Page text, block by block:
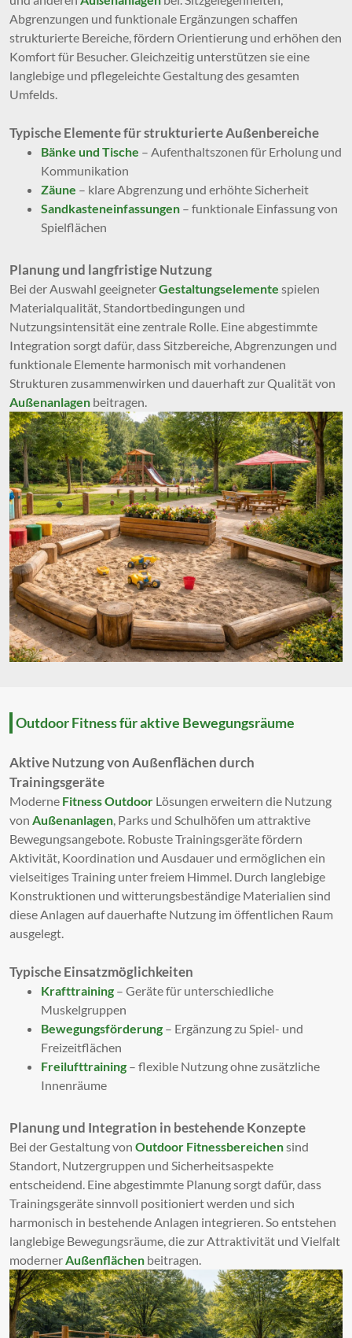
Abgrenzungen und funktionale Ergänzungen schaffen
strukturierte Bereiche, fördern Orientierung und erhöhen den
Komfort für Besucher. Gleichzeitig unterstützen sie eine
langlebige und pflegeleichte Gestaltung des gesamten
Umfelds.
Typische Elemente für strukturierte Außenbereiche
Bänke und Tische – Aufenthaltszonen für Erholung und
Kommunikation
Zäune – klare Abgrenzung und erhöhte Sicherheit
Sandkasteneinfassungen – funktionale Einfassung von
Spielflächen
Planung und langfristige Nutzung
Bei der Auswahl geeigneterGestaltungselemente spielen
Materialqualität, Standortbedingungen und
Nutzungsintensität eine zentrale Rolle. Eine abgestimmte
Integration sorgt dafür, dass Sitzbereiche, Abgrenzungen und
funktionale Elemente harmonisch mit vorhandenen
Strukturen zusammenwirken und dauerhaft zur Qualität von
Außenanlagen beitragen.
Outdoor Fitness für aktive Bewegungsräume
Aktive Nutzung von Außenflächen durch
Trainingsgeräte
Moderne Fitness Outdoor Lösungen erweitern die Nutzung
von Außenanlagen, Parks und Schulhöfen um attraktive
Bewegungsangebote. Robuste Trainingsgeräte fördern
Aktivität, Koordination und Ausdauer und ermöglichen ein
vielseitiges Training unter freiem Himmel. Durch langlebige
Konstruktionen und witterungsbeständige Materialien sind
diese Anlagen auf dauerhafte Nutzung im öffentlichen Raum
ausgelegt.
Typische Einsatzmöglichkeiten
Krafttraining – Geräte für unterschiedliche
Muskelgruppen
Bewegungsförderung – Ergänzung zu Spiel- und
Freizeitflächen
Freilufttraining – flexible Nutzung ohne zusätzliche
Innenräume
Planung und Integration in bestehende Konzepte
Bei der Gestaltung von Outdoor Fitnessbereichensind
Standort, Nutzergruppen und Sicherheitsaspekte
entscheidend. Eine abgestimmte Planung sorgt dafür, dass
Trainingsgeräte sinnvoll positioniert werden und sich
harmonisch in bestehende Anlagen integrieren. So entstehen
langlebige Bewegungsräume, die zur Attraktivität und Vielfalt
modernerAußenflächen beitragen.